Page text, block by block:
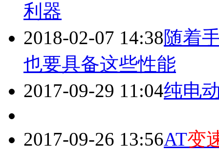
利器
2018-02-07 14:38随着
也要具备这些性能
2017-09-29 11:04纯电
2017-09-26 13:56AT变